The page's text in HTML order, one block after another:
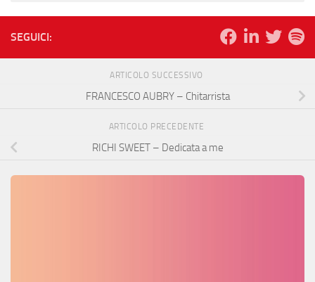
SEGUICI:
ARTICOLO SUCCESSIVO
FRANCESCO AUBRY – Chitarrista
ARTICOLO PRECEDENTE
RICHI SWEET – Dedicata a me